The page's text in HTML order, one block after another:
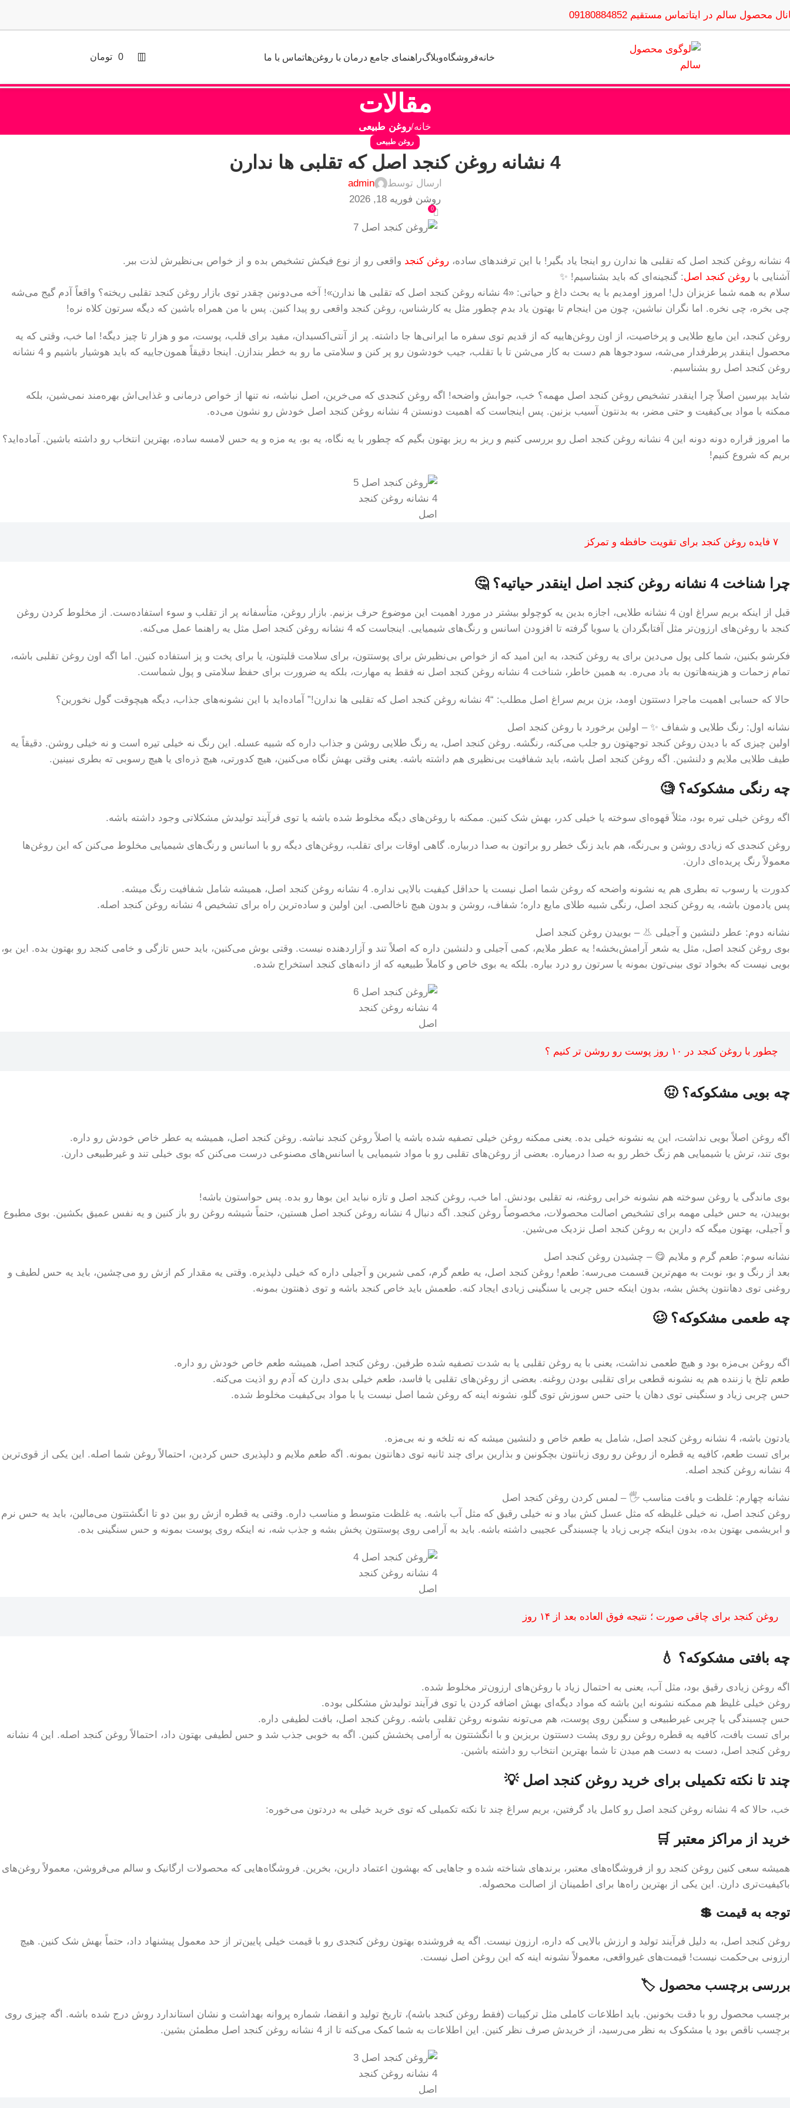
محصول سالم در ایتاتماس مستقیم 09180884852
خانهفروشگاهوبلاگراهنمای جامع درمان با روغن‌هاتماس با ما 0 تومان
مقالات
خانه روغن طبیعی
روغن طبیعی
4 نشانه روغن کنجد اصل که تقلبی ها ندارن
ارسال توسط
admin
روشن فوریه 18, 2026
0
4 نشانه روغن کنجد اصل که تقلبی ها ندارن رو اینجا یاد بگیر! با این ترفندهای ساده، روغن کنجد واقعی رو از نوع فیکش تشخیص بده و از خواص بی‌نظیرش لذت ببر.
آشنایی با روغن کنجد اصل: گنجینه‌ای که باید بشناسیم! ✨
سلام به همه شما عزیزان دل! امروز اومدیم با یه بحث داغ و حیاتی: «4 نشانه روغن کنجد اصل که تقلبی ها ندارن»! آخه می‌دونین چقدر توی بازار روغن کنجد تقلبی ریخته؟ واقعاً آدم گیج می‌شه
چی بخره، چی نخره. اما نگران نباشین، چون من اینجام تا بهتون یاد بدم چطور مثل یه کارشناس، روغن کنجد واقعی رو پیدا کنین. پس با من همراه باشین که دیگه سرتون کلاه نره!
روغن کنجد، این مایع طلایی و پرخاصیت، از اون روغن‌هاییه که از قدیم توی سفره ما ایرانی‌ها جا داشته. پر از آنتی‌اکسیدان، مفید برای قلب، پوست، مو و هزار تا چیز دیگه! اما خب، وقتی که یه
محصول اینقدر پرطرفدار می‌شه، سودجوها هم دست به کار می‌شن تا با تقلب، جیب خودشون رو پر کنن و سلامتی ما رو به خطر بندازن. اینجا دقیقاً همون‌جاییه که باید هوشیار باشیم و 4 نشانه
روغن کنجد اصل رو بشناسیم.
شاید بپرسین اصلاً چرا اینقدر تشخیص روغن کنجد اصل مهمه؟ خب، جوابش واضحه! اگه روغن کنجدی که می‌خرین، اصل نباشه، نه تنها از خواص درمانی و غذایی‌اش بهره‌مند نمی‌شین، بلکه
ممکنه با مواد بی‌کیفیت و حتی مضر، به بدنتون آسیب بزنین. پس اینجاست که اهمیت دونستن 4 نشانه روغن کنجد اصل خودش رو نشون می‌ده.
ما امروز قراره دونه دونه این 4 نشانه روغن کنجد اصل رو بررسی کنیم و ریز به ریز بهتون بگیم که چطور با یه نگاه، یه بو، یه مزه و یه حس لامسه ساده، بهترین انتخاب رو داشته باشین. آماده‌اید؟
بریم که شروع کنیم!
4 نشانه روغن کنجد
اصل
۷ فایده روغن کنجد برای تقویت حافظه و تمرکز
چرا شناخت 4 نشانه روغن کنجد اصل اینقدر حیاتیه؟ 🤔
قبل از اینکه بریم سراغ اون 4 نشانه طلایی، اجازه بدین یه کوچولو بیشتر در مورد اهمیت این موضوع حرف بزنیم. بازار روغن، متأسفانه پر از تقلب و سوء استفاده‌ست. از مخلوط کردن روغن
کنجد با روغن‌های ارزون‌تر مثل آفتابگردان یا سویا گرفته تا افزودن اسانس و رنگ‌های شیمیایی. اینجاست که 4 نشانه روغن کنجد اصل مثل یه راهنما عمل می‌کنه.
فکرشو بکنین، شما کلی پول می‌دین برای یه روغن کنجد، به این امید که از خواص بی‌نظیرش برای پوستتون، برای سلامت قلبتون، یا برای پخت و پز استفاده کنین. اما اگه اون روغن تقلبی باشه،
تمام زحمات و هزینه‌هاتون به باد می‌ره. به همین خاطر، شناخت 4 نشانه روغن کنجد اصل نه فقط یه مهارت، بلکه یه ضرورت برای حفظ سلامتی و پول شماست.
حالا که حسابی اهمیت ماجرا دستتون اومد، بزن بریم سراغ اصل مطلب: “4 نشانه روغن کنجد اصل که تقلبی ها ندارن!” آماده‌اید با این نشونه‌های جذاب، دیگه هیچوقت گول نخورین؟
نشانه اول: رنگ طلایی و شفاف ✨ – اولین برخورد با روغن کنجد اصل
اولین چیزی که با دیدن روغن کنجد توجهتون رو جلب می‌کنه، رنگشه. روغن کنجد اصل، یه رنگ طلایی روشن و جذاب داره که شبیه عسله. این رنگ نه خیلی تیره است و نه خیلی روشن. دقیقاً یه
طیف طلایی ملایم و دلنشین. اگه روغن کنجد اصل باشه، باید شفافیت بی‌نظیری هم داشته باشه. یعنی وقتی بهش نگاه می‌کنین، هیچ کدورتی، هیچ ذره‌ای یا هیچ رسوبی ته بطری نبینین.
چه رنگی مشکوکه؟ 🧐
اگه روغن خیلی تیره بود، مثلاً قهوه‌ای سوخته یا خیلی کدر، بهش شک کنین. ممکنه با روغن‌های دیگه مخلوط شده باشه یا توی فرآیند تولیدش مشکلاتی وجود داشته باشه.
روغن کنجدی که زیادی روشن و بی‌رنگه، هم باید زنگ خطر رو براتون به صدا دربیاره. گاهی اوقات برای تقلب، روغن‌های دیگه رو با اسانس و رنگ‌های شیمیایی مخلوط می‌کنن که این روغن‌ها
معمولاً رنگ پریده‌ای دارن.
کدورت یا رسوب ته بطری هم یه نشونه واضحه که روغن شما اصل نیست یا حداقل کیفیت بالایی نداره. 4 نشانه روغن کنجد اصل، همیشه شامل شفافیت رنگ میشه.
پس یادمون باشه، یه روغن کنجد اصل، رنگی شبیه طلای مایع داره؛ شفاف، روشن و بدون هیچ ناخالصی. این اولین و ساده‌ترین راه برای تشخیص 4 نشانه روغن کنجد اصله.
نشانه دوم: عطر دلنشین و آجیلی 👃 – بوییدن روغن کنجد اصل
بوی روغن کنجد اصل، مثل یه شعر آرامش‌بخشه! یه عطر ملایم، کمی آجیلی و دلنشین داره که اصلاً تند و آزاردهنده نیست. وقتی بوش می‌کنین، باید حس تازگی و خامی کنجد رو بهتون بده. این بو،
بویی نیست که بخواد توی بینی‌تون بمونه یا سرتون رو درد بیاره. بلکه یه بوی خاص و کاملاً طبیعیه که از دانه‌های کنجد استخراج شده.
4 نشانه روغن کنجد
اصل
چطور با روغن کنجد در ۱۰ روز پوست رو روشن تر کنیم ؟
چه بویی مشکوکه؟ 🤢
اگه روغن اصلاً بویی نداشت، این یه نشونه خیلی بده. یعنی ممکنه روغن خیلی تصفیه شده باشه یا اصلاً روغن کنجد نباشه. روغن کنجد اصل، همیشه یه عطر خاص خودش رو داره.
بوی تند، ترش یا شیمیایی هم زنگ خطر رو به صدا درمیاره. بعضی از روغن‌های تقلبی رو با مواد شیمیایی یا اسانس‌های مصنوعی درست می‌کنن که بوی خیلی تند و غیرطبیعی دارن.
بوی ماندگی یا روغن سوخته هم نشونه خرابی روغنه، نه تقلبی بودنش. اما خب، روغن کنجد اصل و تازه نباید این بوها رو بده. پس حواستون باشه!
بوییدن، یه حس خیلی مهمه برای تشخیص اصالت محصولات، مخصوصاً روغن کنجد. اگه دنبال 4 نشانه روغن کنجد اصل هستین، حتماً شیشه روغن رو باز کنین و یه نفس عمیق بکشین. بوی مطبوع
و آجیلی، بهتون میگه که دارین به روغن کنجد اصل نزدیک می‌شین.
نشانه سوم: طعم گرم و ملایم 😋 – چشیدن روغن کنجد اصل
بعد از رنگ و بو، نوبت به مهم‌ترین قسمت می‌رسه: طعم! روغن کنجد اصل، یه طعم گرم، کمی شیرین و آجیلی داره که خیلی دلپذیره. وقتی یه مقدار کم ازش رو می‌چشین، باید یه حس لطیف و
روغنی توی دهانتون پخش بشه، بدون اینکه حس چربی یا سنگینی زیادی ایجاد کنه. طعمش باید خاص کنجد باشه و توی ذهنتون بمونه.
چه طعمی مشکوکه؟ 🥴
اگه روغن بی‌مزه بود و هیچ طعمی نداشت، یعنی با یه روغن تقلبی یا به شدت تصفیه شده طرفین. روغن کنجد اصل، همیشه طعم خاص خودش رو داره.
طعم تلخ یا زننده هم یه نشونه قطعی برای تقلبی بودن روغنه. بعضی از روغن‌های تقلبی یا فاسد، طعم خیلی بدی دارن که آدم رو اذیت می‌کنه.
حس چربی زیاد و سنگینی توی دهان یا حتی حس سوزش توی گلو، نشونه اینه که روغن شما اصل نیست یا با مواد بی‌کیفیت مخلوط شده.
یادتون باشه، 4 نشانه روغن کنجد اصل، شامل یه طعم خاص و دلنشین میشه که نه تلخه و نه بی‌مزه.
برای تست طعم، کافیه یه قطره از روغن رو روی زبانتون بچکونین و بذارین برای چند ثانیه توی دهانتون بمونه. اگه طعم ملایم و دلپذیری حس کردین، احتمالاً روغن شما اصله. این یکی از قوی‌ترین
4 نشانه روغن کنجد اصله.
نشانه چهارم: غلظت و بافت مناسب 🖐️ – لمس کردن روغن کنجد اصل
روغن کنجد اصل، نه خیلی غلیظه که مثل عسل کش بیاد و نه خیلی رقیق که مثل آب باشه. یه غلظت متوسط و مناسب داره. وقتی یه قطره ازش رو بین دو تا انگشتتون می‌مالین، باید یه حس نرم
و ابریشمی بهتون بده، بدون اینکه چربی زیاد یا چسبندگی عجیبی داشته باشه. باید به آرامی روی پوستتون پخش بشه و جذب شه، نه اینکه روی پوست بمونه و حس سنگینی بده.
4 نشانه روغن کنجد
اصل
روغن کنجد برای چاقی صورت ؛ نتیجه فوق العاده بعد از ۱۴ روز
چه بافتی مشکوکه؟ 💧
اگه روغن زیادی رقیق بود، مثل آب، یعنی به احتمال زیاد با روغن‌های ارزون‌تر مخلوط شده.
روغن خیلی غلیظ هم ممکنه نشونه این باشه که مواد دیگه‌ای بهش اضافه کردن یا توی فرآیند تولیدش مشکلی بوده.
حس چسبندگی یا چربی غیرطبیعی و سنگین روی پوست، هم می‌تونه نشونه روغن تقلبی باشه. روغن کنجد اصل، بافت لطیفی داره.
برای تست بافت، کافیه یه قطره روغن رو روی پشت دستتون بریزین و با انگشتتون به آرامی پخشش کنین. اگه به خوبی جذب شد و حس لطیفی بهتون داد، احتمالاً روغن کنجد اصله. این 4 نشانه
روغن کنجد اصل، دست به دست هم میدن تا شما بهترین انتخاب رو داشته باشین.
چند تا نکته تکمیلی برای خرید روغن کنجد اصل 💡
خب، حالا که 4 نشانه روغن کنجد اصل رو کامل یاد گرفتین، بریم سراغ چند تا نکته تکمیلی که توی خرید خیلی به دردتون می‌خوره:
خرید از مراکز معتبر 🛒
همیشه سعی کنین روغن کنجد رو از فروشگاه‌های معتبر، برندهای شناخته شده و جاهایی که بهشون اعتماد دارین، بخرین. فروشگاه‌هایی که محصولات ارگانیک و سالم می‌فروشن، معمولاً روغن‌های
باکیفیت‌تری دارن. این یکی از بهترین راه‌ها برای اطمینان از اصالت محصوله.
توجه به قیمت 💲
روغن کنجد اصل، به دلیل فرآیند تولید و ارزش بالایی که داره، ارزون نیست. اگه یه فروشنده بهتون روغن کنجدی رو با قیمت خیلی پایین‌تر از حد معمول پیشنهاد داد، حتماً بهش شک کنین. هیچ
ارزونی بی‌حکمت نیست! قیمت‌های غیرواقعی، معمولاً نشونه اینه که این روغن اصل نیست.
بررسی برچسب محصول 🏷️
برچسب محصول رو با دقت بخونین. باید اطلاعات کاملی مثل ترکیبات (فقط روغن کنجد باشه)، تاریخ تولید و انقضا، شماره پروانه بهداشت و نشان استاندارد روش درج شده باشه. اگه چیزی روی
برچسب ناقص بود یا مشکوک به نظر می‌رسید، از خریدش صرف نظر کنین. این اطلاعات به شما کمک می‌کنه تا از 4 نشانه روغن کنجد اصل مطمئن بشین.
4 نشانه روغن کنجد
اصل